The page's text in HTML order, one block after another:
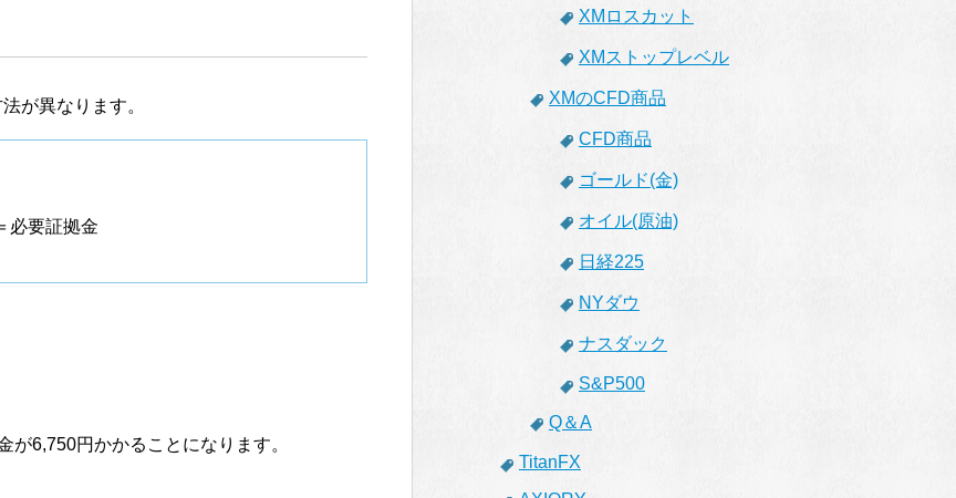
が異なります。
必要証拠金
6,750円かかることになります。
XMロスカット
XMストップレベル
XMのCFD商品
CFD商品
ゴールド(金)
オイル(原油)
日経225
NYダウ
ナスダック
S&P500
Q＆A
TitanFX